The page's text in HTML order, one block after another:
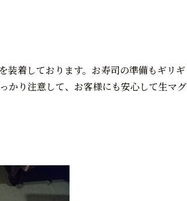
装着しております。お寿司の準備もギリギ
かり注意して、お客様にも安心して生マグ